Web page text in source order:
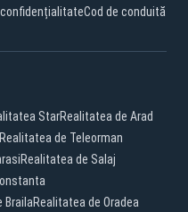
Cod de conduită
StarRealitatea de Arad
Realitatea de Teleorman
Realitatea de Salaj
BrailaRealitatea de Oradea